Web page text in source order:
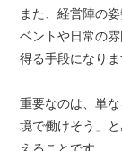
また、経営陣の
ベントや日常の
得る手段になりま
重要なのは、単
境で働けそう」
えることです。